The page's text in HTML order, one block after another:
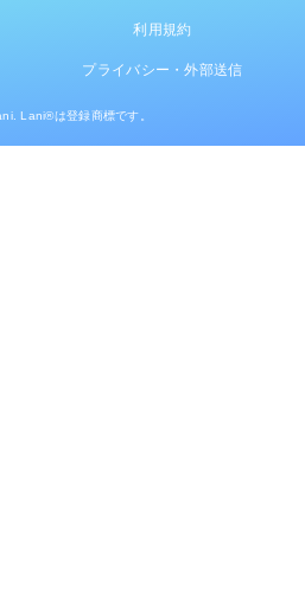
利用規約
プライバシー・外部送信
Lani®は登録商標です。